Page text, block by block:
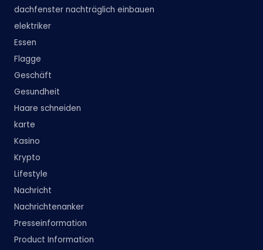
dachfenster nachträglich einbauen
elektriker
Essen
Flagge
Geschäft
Gesundheit
Haare schneiden
karte
Kasino
Krypto
Lifestyle
Nachricht
Nachrichtenanker
Presseinformation
Product Information